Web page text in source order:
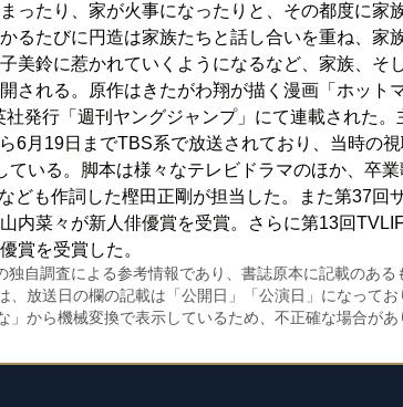
ったり、家が火事になったりと、その都度に家
るたびに円造は家族たちと話し合いを重ね、家
美鈴に惹かれていくようになるなど、家族、そ
される。原作はきたがわ翔が描く漫画「ホット
発行「週刊ヤングジャンプ」にて連載された
6月19日までTBS系で放送されており、当時の
ている。脚本は様々なテレビドラマのほか、卒
ども作詞した樫田正剛が担当した。また第37回
内菜々が新人俳優賞を受賞。さらに第13回
賞を受賞した。
自調査による参考情報であり、書誌原本に記載のある
放送日の欄の記載は「公開日」「公演日」になってお
から機械変換で表示しているため、不正確な場合があ